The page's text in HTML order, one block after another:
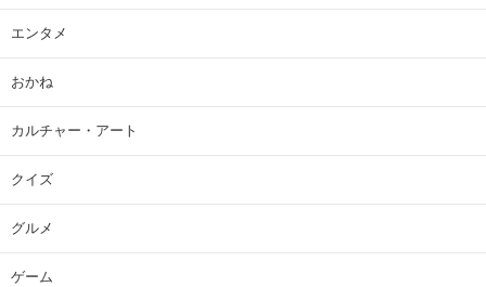
エンタメ
おかね
カルチャー・アート
クイズ
グルメ
ゲーム